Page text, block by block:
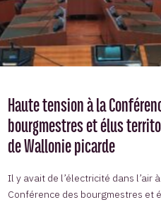
Haute tension à la
bourgmestres et élus
de Wallonie picarde
Il y avait de l’électricité dans l’air
Conférence des bourgmestres et